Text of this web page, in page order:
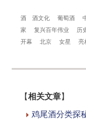
酒 酒文化 葡萄酒
家
复兴百年伟业 历
开幕
北京 女星 亮
【相关文章】
鸡尾酒分类探